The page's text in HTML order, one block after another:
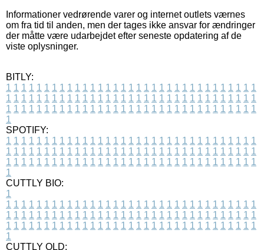
Informationer vedrørende varer og internet outlets værnes
om fra tid til anden, men der tages ikke ansvar for ændringer
der måtte være udarbejdet efter seneste opdatering af de
viste oplysninger.
BITLY:
1 1 1 1 1 1 1 1 1 1 1 1 1 1 1 1 1 1 1 1 1 1 1 1 1 1 1 1 1 1 1 1 1
1 1 1 1 1 1 1 1 1 1 1 1 1 1 1 1 1 1 1 1 1 1 1 1 1 1 1 1 1 1 1 1 1
1 1 1 1 1 1 1 1 1 1 1 1 1 1 1 1 1 1 1 1 1 1 1 1 1 1 1 1 1 1 1 1 1
1
SPOTIFY:
1 1 1 1 1 1 1 1 1 1 1 1 1 1 1 1 1 1 1 1 1 1 1 1 1 1 1 1 1 1 1 1 1
1 1 1 1 1 1 1 1 1 1 1 1 1 1 1 1 1 1 1 1 1 1 1 1 1 1 1 1 1 1 1 1 1
1 1 1 1 1 1 1 1 1 1 1 1 1 1 1 1 1 1 1 1 1 1 1 1 1 1 1 1 1 1 1 1 1
1
CUTTLY BIO:
1
1 1 1 1 1 1 1 1 1 1 1 1 1 1 1 1 1 1 1 1 1 1 1 1 1 1 1 1 1 1 1 1 1
1 1 1 1 1 1 1 1 1 1 1 1 1 1 1 1 1 1 1 1 1 1 1 1 1 1 1 1 1 1 1 1 1
1 1 1 1 1 1 1 1 1 1 1 1 1 1 1 1 1 1 1 1 1 1 1 1 1 1 1 1 1 1 1 1 1
1
CUTTLY OLD: